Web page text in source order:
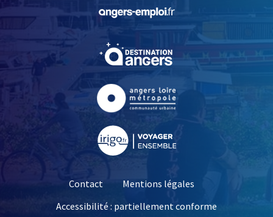
, Ouvre une nouvelle
, Ouvre une nouvelle
Contact
Mentions légales
Accessibilité : partiellement conforme